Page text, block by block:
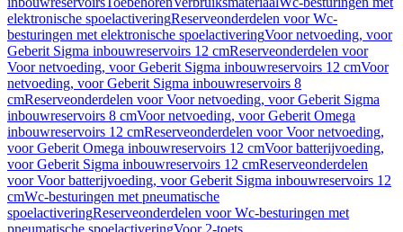
elektronische spoelactiveringReserveonderdelen voor Wc-
besturingen met elektronische spoelactiveringVoor netvoeding, voor
Geberit Sigma inbouwreservoirs 12 cmReserveonderdelen voor
Voor netvoeding, voor Geberit Sigma inbouwreservoirs 12 cmVoor
netvoeding, voor Geberit Sigma inbouwreservoirs 8
cmReserveonderdelen voor Voor netvoeding, voor Geberit Sigma
inbouwreservoirs 8 cmVoor netvoeding, voor Geberit Omega
inbouwreservoirs 12 cmReserveonderdelen voor Voor netvoeding,
voor Geberit Omega inbouwreservoirs 12 cmVoor batterijvoeding,
voor Geberit Sigma inbouwreservoirs 12 cmReserveonderdelen
voor Voor batterijvoeding, voor Geberit Sigma inbouwreservoirs 12
cmWc-besturingen met pneumatische
spoelactiveringReserveonderdelen voor Wc-besturingen met
pneumatische spoelactiveringVoor 2-toets